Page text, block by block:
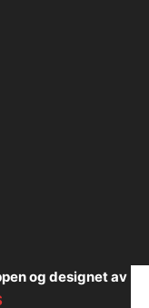
og designet av